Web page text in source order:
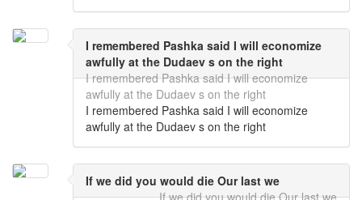
I remembered Pashka said I will economize
awfully at the Dudaev s on the right
I remembered Pashka said I will economize
awfully at the Dudaev s on the right
I remembered Pashka said I will economize
awfully at the Dudaev s on the right
If we did you would die Our last we
If we did you would die Our last we